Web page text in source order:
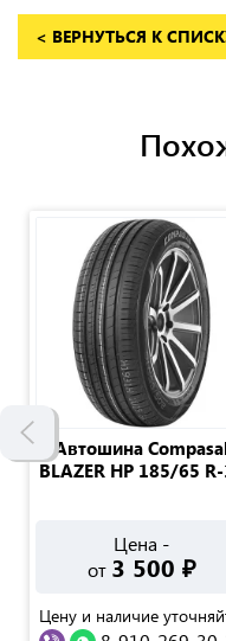
< ВЕРНУТЬСЯ К
Автошина
BLAZER HP 185/65
Цена -
от 3 500 ₽
Цену и наличие